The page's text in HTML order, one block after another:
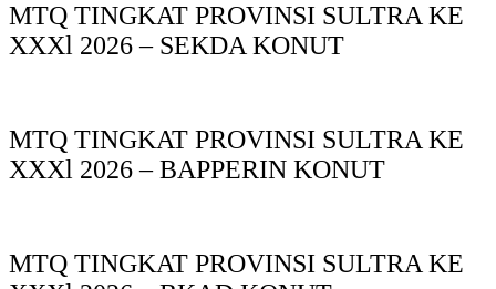
MTQ TINGKAT PROVINSI SULTRA KE
XXXl 2026 – SEKDA KONUT
MTQ TINGKAT PROVINSI SULTRA KE
XXXl 2026 – BAPPERIN KONUT
MTQ TINGKAT PROVINSI SULTRA KE